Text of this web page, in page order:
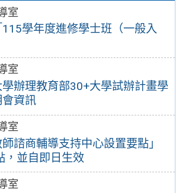
室
學年度進修學士班（一般入
室
辦理教育部30+大學試辦計畫學
資訊
室
諮商輔導支持中心設置要點」
，並自即日生效
室